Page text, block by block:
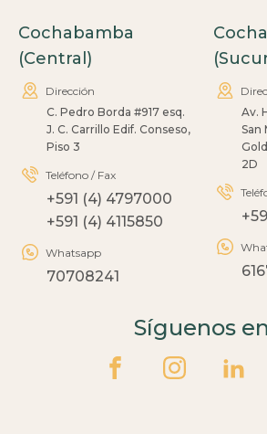
Cochabamba
(Central)
Dirección
C. Pedro Borda #917 esq.
J. C. Carrillo Edif. Conseso,
Piso 3
Teléfono / Fax
+591 (4) 4797000
+591 (4) 4115850
Whatsapp
70708241
Av.
San
2D
Síguenos